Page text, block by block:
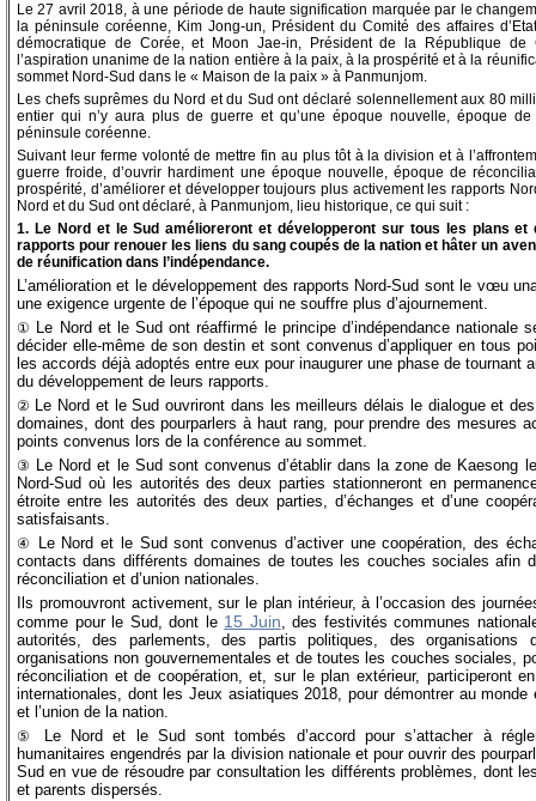
Le 27 avril 2018, à une période de haute signification marquée par le
la péninsule coréenne, Kim Jong-un, Président du Comité des affaires
démocratique de Corée, et Moon Jae-in, Président de la République de
l’aspiration unanime de la nation entière à la paix, à la prospérité et à la
sommet Nord-Sud dans le « Maison de la paix » à Panmunjom.
Les chefs suprêmes du Nord et du Sud ont déclaré solennellement aux 80
entier qui n’y aura plus de guerre et qu’une époque nouvelle, époque
péninsule coréenne.
Suivant leur ferme volonté de mettre fin au plus tôt à la division et à
guerre froide, d’ouvrir hardiment une époque nouvelle, époque de
prospérité, d’améliorer et développer toujours plus activement les rapports
Nord et du Sud ont déclaré, à Panmunjom, lieu historique, ce qui suit :
1. Le Nord et le Sud amélioreront et développeront sur tous les plans et
rapports pour renouer les liens du sang coupés de la nation et hâter un
de réunification dans l’indépendance.
L’amélioration et le développement des rapports Nord-Sud sont le vœu
une exigence urgente de l’époque qui ne souffre plus d’ajournement.
① Le Nord et le Sud ont réaffirmé le principe d’indépendance nationale
décider elle-même de son destin et sont convenus d’appliquer en tous
les accords déjà adoptés entre eux pour inaugurer une phase de tournant
du développement de leurs rapports.
② Le Nord et le Sud ouvriront dans les meilleurs délais le dialogue et
domaines, dont des pourparlers à haut rang, pour prendre des mesures
points convenus lors de la conférence au sommet.
③ Le Nord et le Sud sont convenus d’établir dans la zone de Kaesong
Nord-Sud où les autorités des deux parties stationneront en
étroite entre les autorités des deux parties, d’échanges et d’une
satisfaisants.
④
Le Nord et le Sud sont convenus d’activer une coopération, des
contacts dans différents domaines de toutes les couches sociales afin
réconciliation et d’union nationales.
Ils promouvront activement, sur le plan intérieur, à l’occasion des
comme pour le Sud, dont le 15 Juin, des festivités communes
autorités, des parlements, des partis politiques, des organisations
organisations non gouvernementales et de toutes les couches sociales,
réconciliation et de coopération, et, sur le plan extérieur, participeront
internationales, dont les Jeux asiatiques 2018, pour démontrer au monde
et l’union de la nation.
⑤
Le Nord et le Sud sont tombés d’accord pour s’attacher à
humanitaires engendrés par la division nationale et pour ouvrir des
Sud en vue de résoudre par consultation les différents problèmes, dont
et parents dispersés.